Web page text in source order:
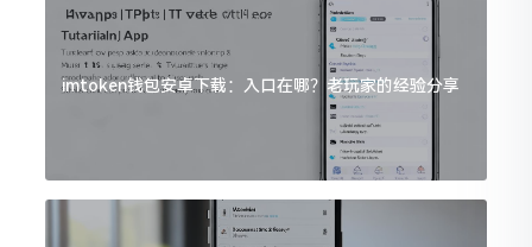
imtoken钱包安卓下载：入口在哪？老玩家的经验分享